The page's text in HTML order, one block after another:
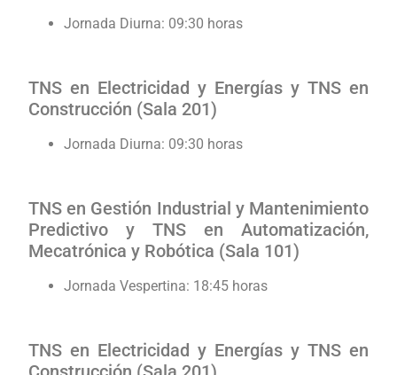
Jornada Diurna: 09:30 horas
TNS en Electricidad y Energías y TNS en
Construcción (Sala 201)
Jornada Diurna: 09:30 horas
TNS en Gestión Industrial y Mantenimiento
Predictivo y TNS en Automatización,
Mecatrónica y Robótica (Sala 101)
Jornada Vespertina: 18:45 horas
TNS en Electricidad y Energías y TNS en